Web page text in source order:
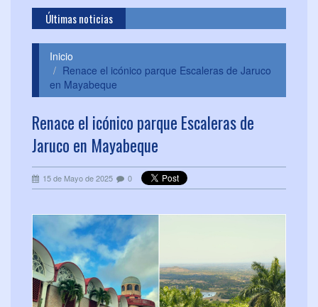
Últimas noticias
Inicio
Renace el icónico parque Escaleras de Jaruco
en Mayabeque
Renace el icónico parque Escaleras de
Jaruco en Mayabeque
15 de Mayo de 2025 0